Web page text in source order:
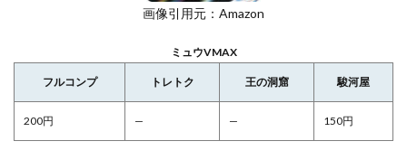
画像引用元：Amazon
ミュウVMAX
フルコンプ トレトク 王の洞窟 駿河屋
200円 — — 150円